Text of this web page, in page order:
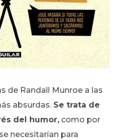
de Randall Munroe a las
absurdas. Se trata de
del humor, como por
necesitarían para